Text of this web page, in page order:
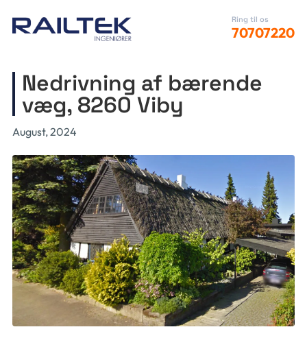
Ring til os
70707220
Nedrivning af bærende
væg, 8260 Viby
August, 2024